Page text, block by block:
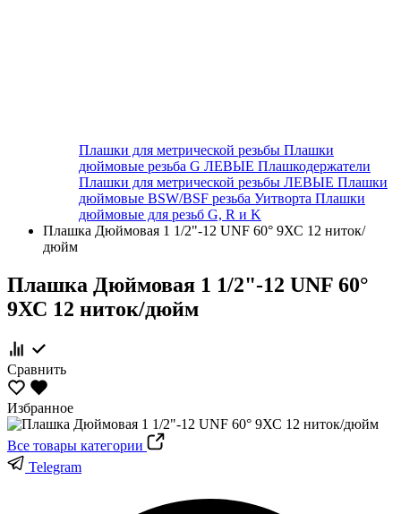
Плашки для метрической резьбы Плашки
дюймовые резьба G ЛЕВЫЕ Плашкодержатели
Плашки для метрической резьбы ЛЕВЫЕ Плашки
дюймовые BSW/BSF резьба Уитворта Плашки
дюймовые для резьб G, R и K
Плашка Дюймовая 1 1/2"-12 UNF 60° 9ХС 12 ниток/
дюйм
Плашка Дюймовая 1 1/2"-12 UNF 60°
9ХС 12 ниток/дюйм
Сравнить
Избранное
Все товары категории
Telegram